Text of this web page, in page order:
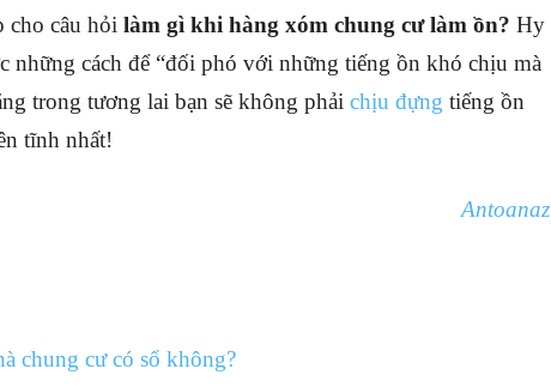
cho câu hỏi làm gì khi hàng xóm chung cư làm ồn? Hy
những cách để “đối phó với những tiếng ồn khó chịu mà
trong tương lai bạn sẽ không phải chịu đựng tiếng ồn
tĩnh nhất!
Antoanaz
chung cư có sổ không?